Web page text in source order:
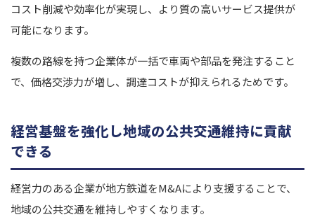
コスト削減や効率化が実現し、より質の高いサービス提供が
可能になります。
複数の路線を持つ企業体が一括で車両や部品を発注すること
で、価格交渉力が増し、調達コストが抑えられるためです。
経営基盤を強化し地域の公共交通維持に貢献
できる
経営力のある企業が地方鉄道をM&Aにより支援することで、
地域の公共交通を維持しやすくなります。